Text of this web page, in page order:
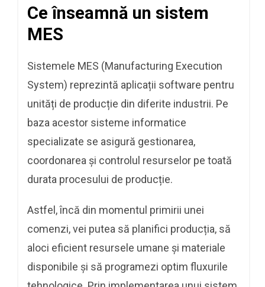
Ce înseamnă un sistem
MES
Sistemele MES (Manufacturing Execution
System) reprezintă aplicații software pentru
unități de producție din diferite industrii. Pe
baza acestor sisteme informatice
specializate se asigură gestionarea,
coordonarea și controlul resurselor pe toată
durata procesului de producție.
Astfel, încă din momentul primirii unei
comenzi, vei putea să planifici producția, să
aloci eficient resursele umane și materiale
disponibile și să programezi optim fluxurile